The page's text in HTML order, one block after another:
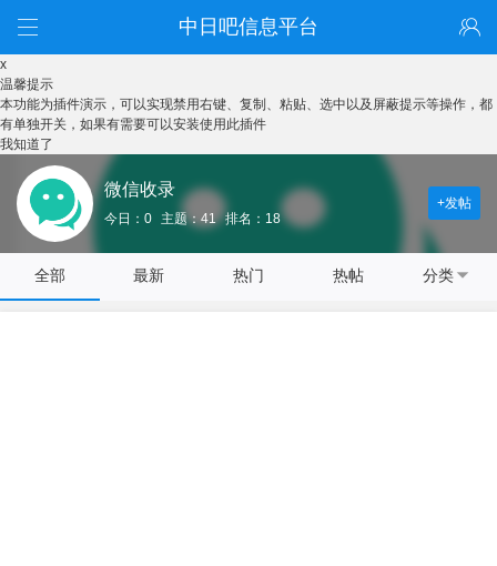
中日吧信息平台
x
温馨提示
本功能为插件演示，可以实现禁用右键、复制、粘贴、选中以及屏蔽提示等操作，都
有单独开关，如果有需要可以安装使用此插件
我知道了
微信收录
今日：0 主题：41 排名：18
+发帖
全部 最新 热门 热帖 分类